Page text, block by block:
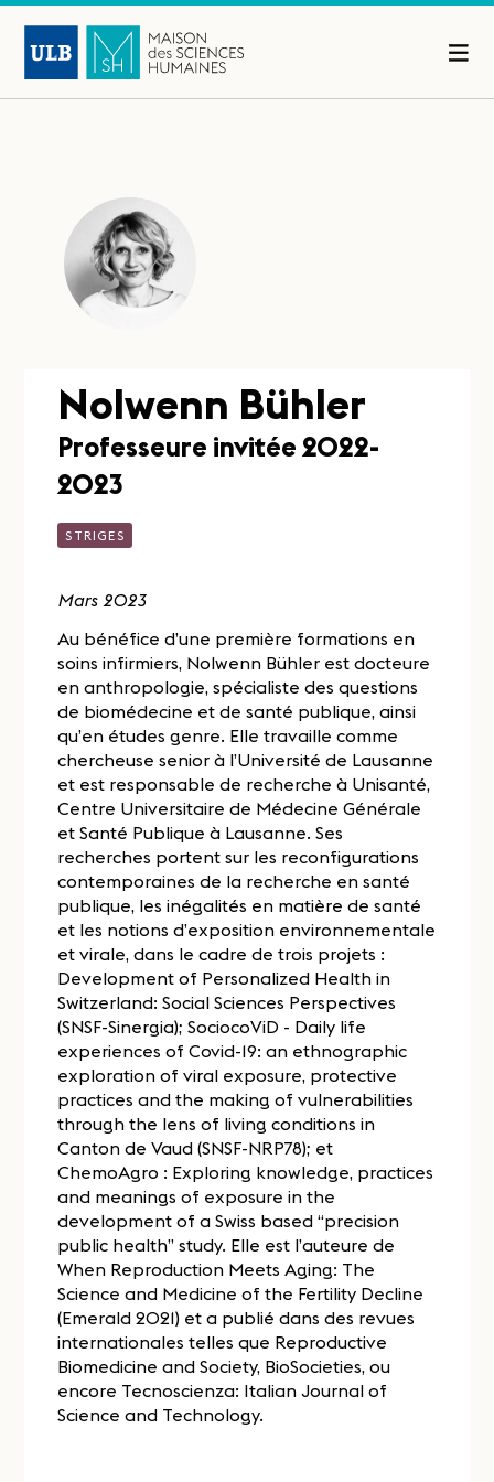
Nolwenn Bühler
Professeure invitée 2022-
2023
STRIGES
Mars 2023
Au bénéfice d’une première formations en
soins infirmiers, Nolwenn Bühler est docteure
en anthropologie, spécialiste des questions
de biomédecine et de santé publique, ainsi
qu’en études genre. Elle travaille comme
chercheuse senior à l’Université de Lausanne
et est responsable de recherche à Unisanté,
Centre Universitaire de Médecine Générale
et Santé Publique à Lausanne. Ses
recherches portent sur les reconfigurations
contemporaines de la recherche en santé
publique, les inégalités en matière de santé
et les notions d’exposition environnementale
et virale, dans le cadre de trois projets :
Development of Personalized Health in
Switzerland: Social Sciences Perspectives
(SNSF-Sinergia); SociocoViD - Daily life
experiences of Covid-19: an ethnographic
exploration of viral exposure, protective
practices and the making of vulnerabilities
through the lens of living conditions in
Canton de Vaud (SNSF-NRP78); et
ChemoAgro : Exploring knowledge, practices
and meanings of exposure in the
development of a Swiss based “precision
public health” study. Elle est l’auteure de
When Reproduction Meets Aging: The
Science and Medicine of the Fertility Decline
(Emerald 2021) et a publié dans des revues
internationales telles que Reproductive
Biomedicine and Society, BioSocieties, ou
encore Tecnoscienza: Italian Journal of
Science and Technology.